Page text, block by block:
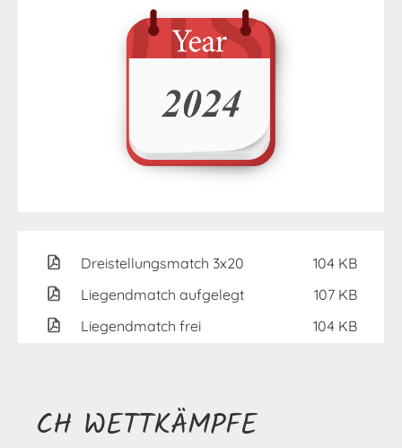
Dreistellungsmatch 3x20
104 KB
Liegendmatch aufgelegt
107 KB
Liegendmatch frei
104 KB
CH WETTKÄMPFE